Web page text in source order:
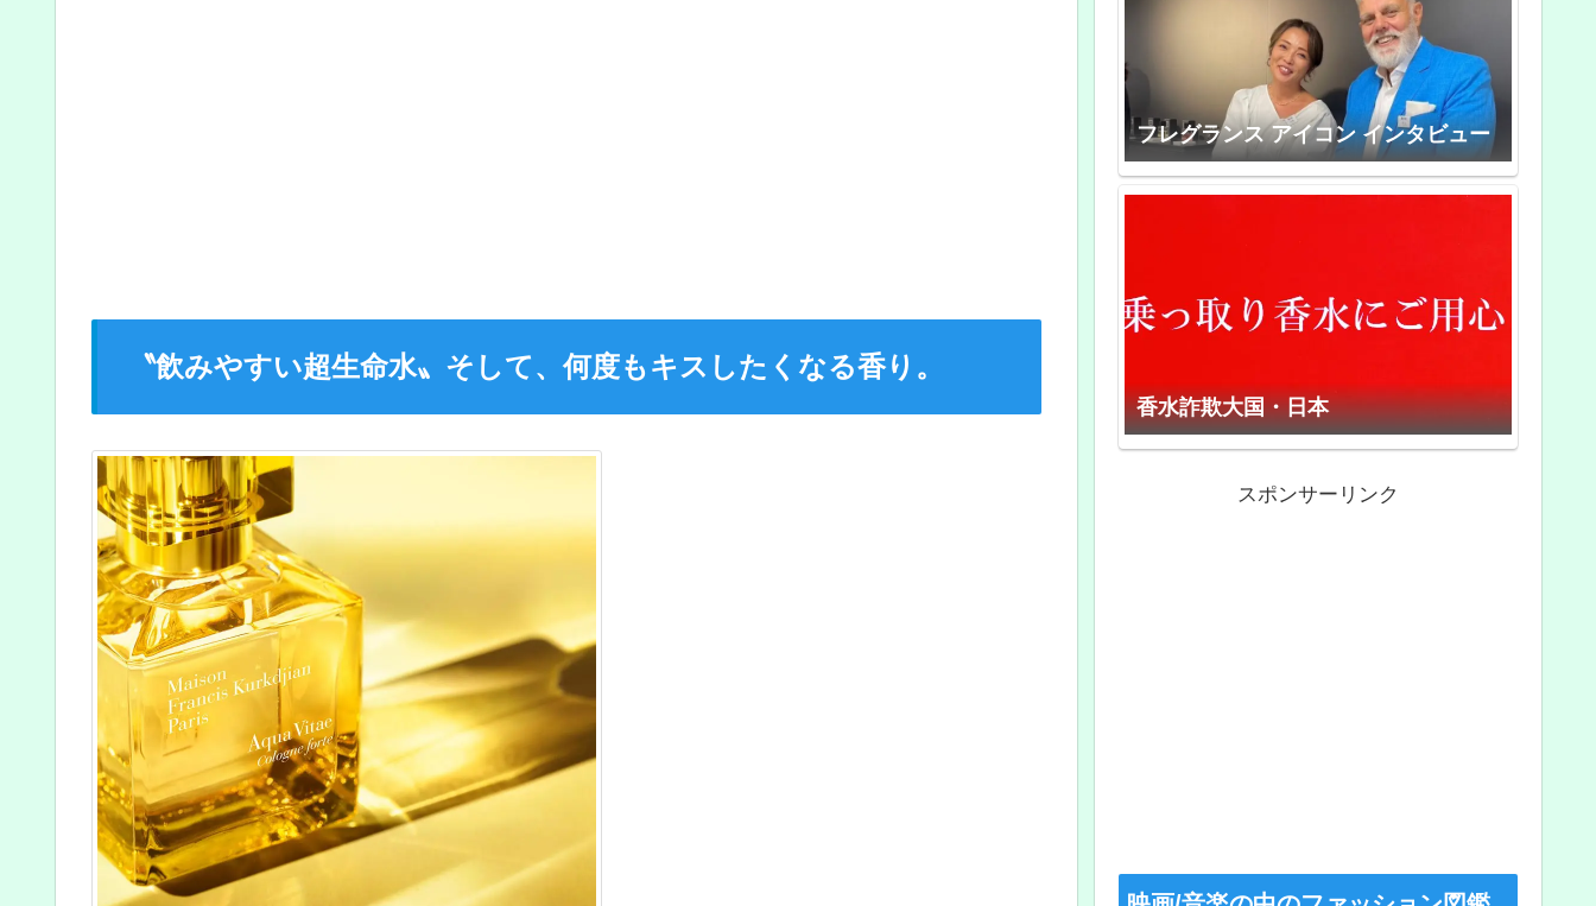
〝飲みやすい超生命水〟そして、何度もキスしたくなる香り。
フレグランス アイコン インタビュー
香水詐欺大国・日本
スポンサーリンク